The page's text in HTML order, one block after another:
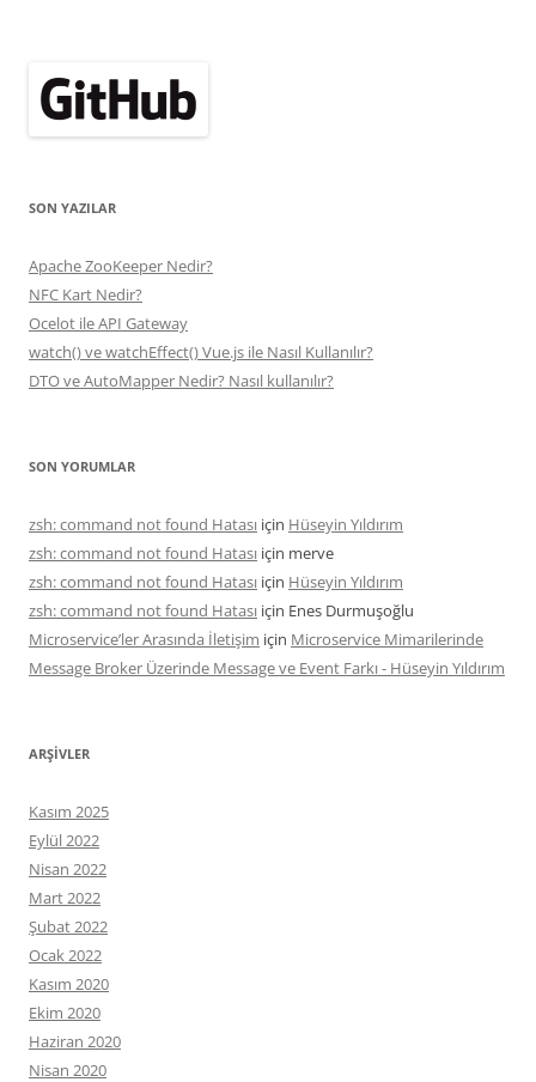
SON YAZILAR
Apache ZooKeeper Nedir?
NFC Kart Nedir?
Ocelot ile API Gateway
watch() ve watchEffect() Vue.js ile Nasıl Kullanılır?
DTO ve AutoMapper Nedir? Nasıl kullanılır?
SON YORUMLAR
zsh: command not found Hatası için Hüseyin Yıldırım
zsh: command not found Hatası için merve
zsh: command not found Hatası için Hüseyin Yıldırım
zsh: command not found Hatası için Enes Durmuşoğlu
Microservice’ler Arasında İletişim için Microservice Mimarilerinde
Message Broker Üzerinde Message ve Event Farkı - Hüseyin Yıldırım
ARŞIVLER
Kasım 2025
Eylül 2022
Nisan 2022
Mart 2022
Şubat 2022
Ocak 2022
Kasım 2020
Ekim 2020
Haziran 2020
Nisan 2020